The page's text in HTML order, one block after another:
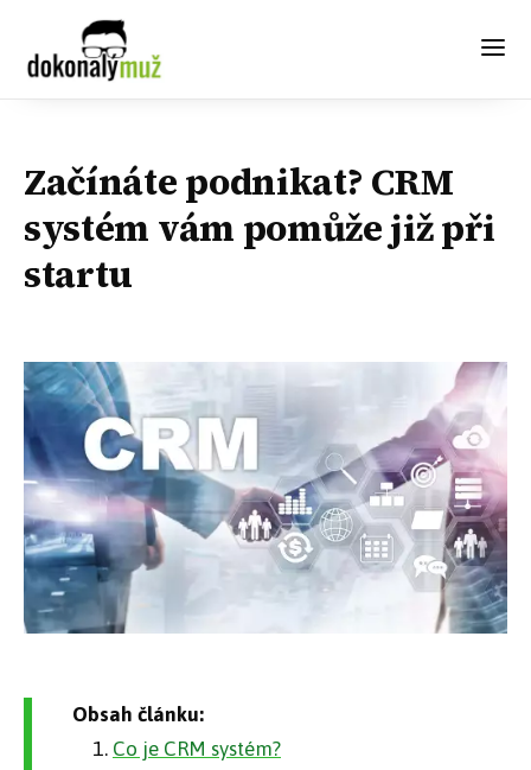
Začínáte podnikat? CRM
systém vám pomůže již při
startu
Obsah článku:
Co je CRM systém?